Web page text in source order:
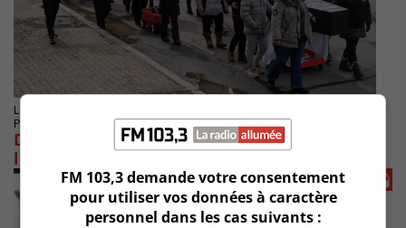
LONGUEUIL
Publié le 2 avril 2026 à 05h39
Des organismes communautaires annoncent
leur fermeture
FM 103,3 demande votre consentement
pour utiliser vos données à caractère
personnel dans les cas suivants :